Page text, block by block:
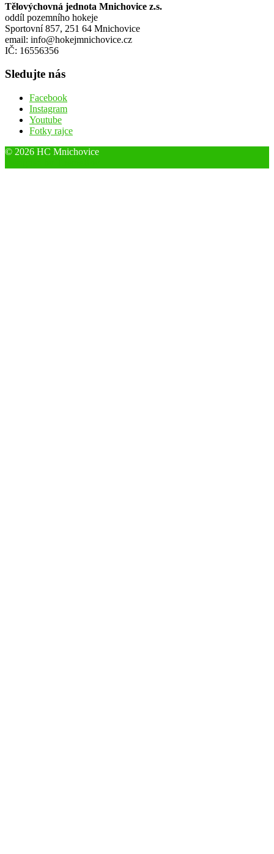
Tělovýchovná jednota Mnichovice z.s.
oddíl pozemního hokeje
Sportovní 857, 251 64 Mnichovice
email: info@hokejmnichovice.cz
IČ: 16556356
Sledujte nás
Facebook
Instagram
Youtube
Fotky rajce
© 2026 HC Mnichovice